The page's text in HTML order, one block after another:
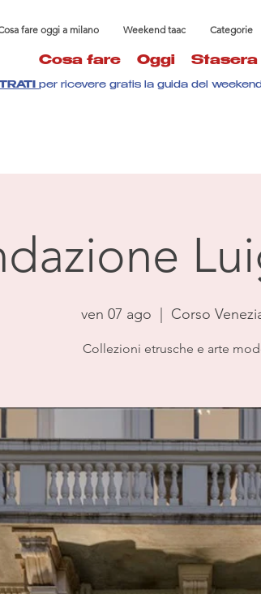
fare oggi a milano Weekend taac Categorie
Cosa fare Oggi
per ricevere gratis la guida del
ven 07 ago Corso
Collezioni etrusche e arte